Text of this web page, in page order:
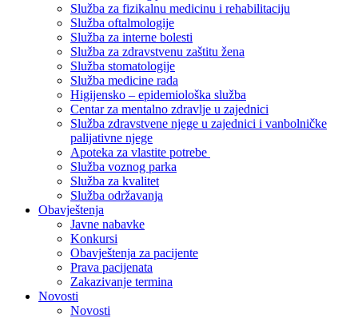
Služba za fizikalnu medicinu i rehabilitaciju
Služba oftalmologije
Služba za interne bolesti
Služba za zdravstvenu zaštitu žena
Služba stomatologije
Služba medicine rada
Higijensko – epidemiološka služba
Centar za mentalno zdravlje u zajednici
Služba zdravstvene njege u zajednici i vanbolničke
palijativne njege
Apoteka za vlastite potrebe
Služba voznog parka
Služba za kvalitet
Služba održavanja
Obavještenja
Javne nabavke
Konkursi
Obavještenja za pacijente
Prava pacijenata
Zakazivanje termina
Novosti
Novosti